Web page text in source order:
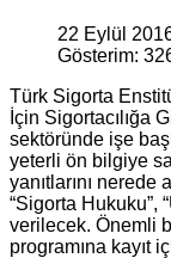
22 Eylül
Gösterim:
Türk Sigorta
İçin Sigortacılığa
sektöründe işe
yeterli ön bilgiye
yanıtlarını
“Sigorta Hukuku”,
verilecek. Önemli
programına kayıt